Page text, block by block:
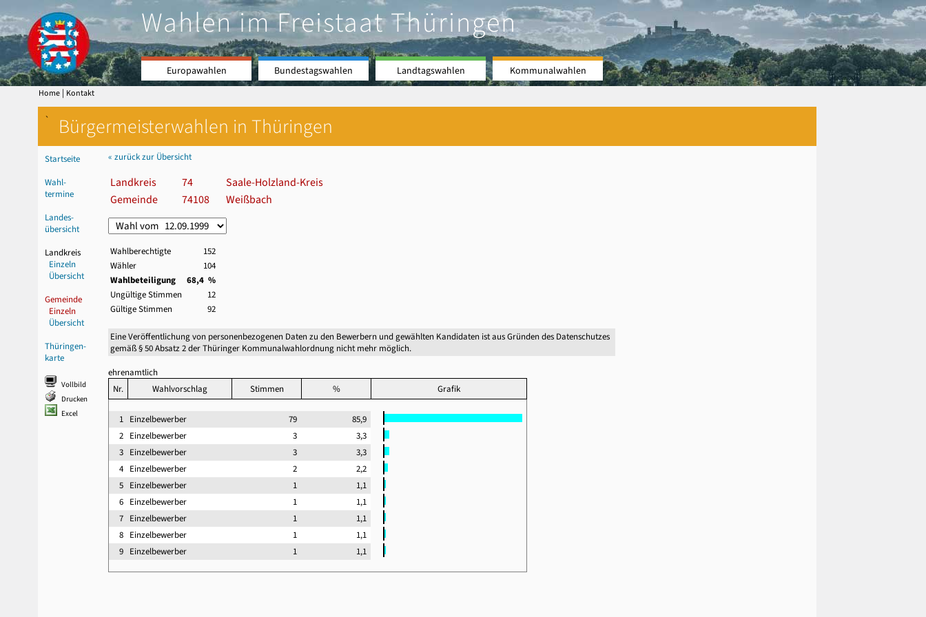
Wahlen im Freistaat Thüringen
Europawahlen Bundestagswahlen Landtagswahlen Kommunalwahlen
Home | Kontakt
` Bürgermeisterwahlen in Thüringen
Startseite
Wahl-
termine
Landes-
übersicht
Landkreis
Einzeln
Übersicht
Gemeinde
Einzeln
Übersicht
Thüringen-
karte
Vollbild
Drucken
Excel
« zurück zur Übersicht
Landkreis 74
Saale-Holzland-Kreis
Gemeinde
74108 Weißbach
Wahlberechtigte
152
Wähler
104
Wahlbeteiligung
68,4 %
Ungültige Stimmen
12
Gültige Stimmen
92
Eine Veröffentlichung von personenbezogenen Daten zu den Bewerbern und gewählten Kandidaten ist aus Gründen des Datenschutzes
gemäß § 50 Absatz 2 der Thüringer Kommunalwahlordnung nicht mehr möglich.
ehrenamtlich
Nr.
Wahlvorschlag Stimmen % Grafik
1 Einzelbewerber 79
85,9
2 Einzelbewerber 3
3,3
3 Einzelbewerber 3
3,3
4 Einzelbewerber 2
2,2
5 Einzelbewerber 1
1,1
6 Einzelbewerber 1
1,1
7 Einzelbewerber 1
1,1
8 Einzelbewerber 1
1,1
9 Einzelbewerber 1 1,1